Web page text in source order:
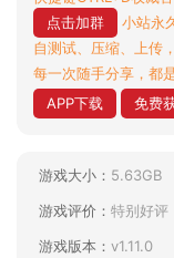
点击加群
小站永
自测试、压缩、上传
每一次随手分享，都
APP下载
免费
游戏大小： 5.63GB
游戏评价： 特别好评
游戏版本： v1.11.0